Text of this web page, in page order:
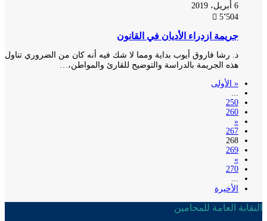
5٬504
جريمة ازدراء الأديان في القانون
د. رشا فاروق أيوب بداية ومما لا شك فيه أنه كان من الضروري تناول
هذه الجريمة بالدراسة والتوضيح للقارئ والمواطن،…
« الأولى
250
260
267
268
269
270
الأخيرة
العامة للمحامين